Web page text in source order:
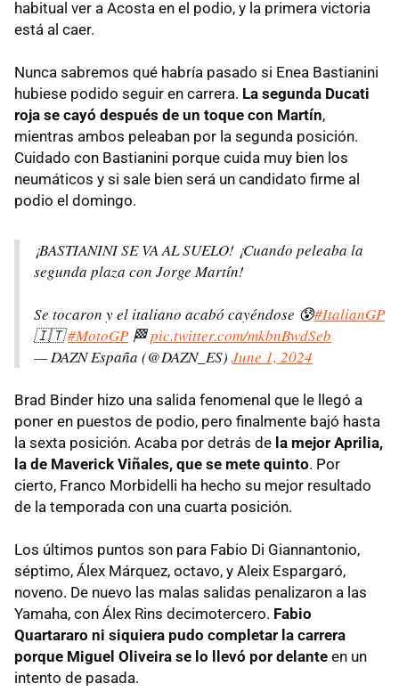
habitual ver a Acosta en el podio, y la primera victoria
está al caer.
Nunca sabremos qué habría pasado si Enea Bastianini
hubiese podido seguir en carrera. La segunda Ducati
roja se cayó después de un toque con Martín,
mientras ambos peleaban por la segunda posición.
Cuidado con Bastianini porque cuida muy bien los
neumáticos y si sale bien será un candidato firme al
podio el domingo.
¡BASTIANINI SE VA AL SUELO! ¡Cuando peleaba la
segunda plaza con Jorge Martín!
Se tocaron y el italiano acabó cayéndose 😰#ItalianGP
🇮🇹#MotoGP🏁pic.twitter.com/mkbnBwdSeb
— DAZN España (@DAZN_ES) June 1, 2024
Brad Binder hizo una salida fenomenal que le llegó a
poner en puestos de podio, pero finalmente bajó hasta
la sexta posición. Acaba por detrás de la mejor Aprilia,
la de Maverick Viñales, que se mete quinto. Por
cierto, Franco Morbidelli ha hecho su mejor resultado
de la temporada con una cuarta posición.
Los últimos puntos son para Fabio Di Giannantonio,
séptimo, Álex Márquez, octavo, y Aleix Espargaró,
noveno. De nuevo las malas salidas penalizaron a las
Yamaha, con Álex Rins decimotercero. Fabio
Quartararo ni siquiera pudo completar la carrera
porque Miguel Oliveira se lo llevó por delante en un
intento de pasada.